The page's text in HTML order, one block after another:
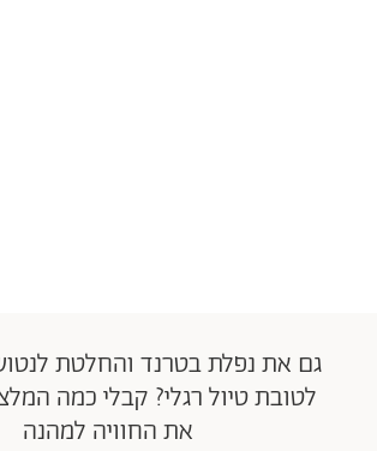
גם את נפלת בטרנד והחלטת
לטובת טיול רגלי? קבלי כמה
את החוויה למהנה